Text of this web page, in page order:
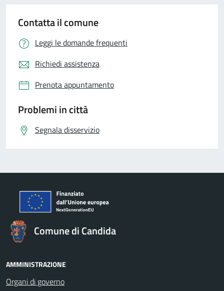
Contatta il comune
Leggi le domande frequenti
Richiedi assistenza
Prenota appuntamento
Problemi in città
Segnala disservizio
Comune di Candida
AMMINISTRAZIONE
Organi di governo